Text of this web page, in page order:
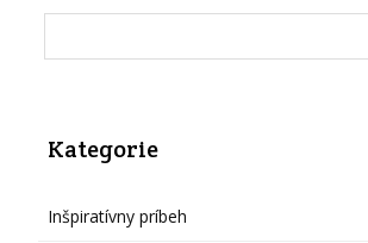
Kategorie
Inšpiratívny príbeh